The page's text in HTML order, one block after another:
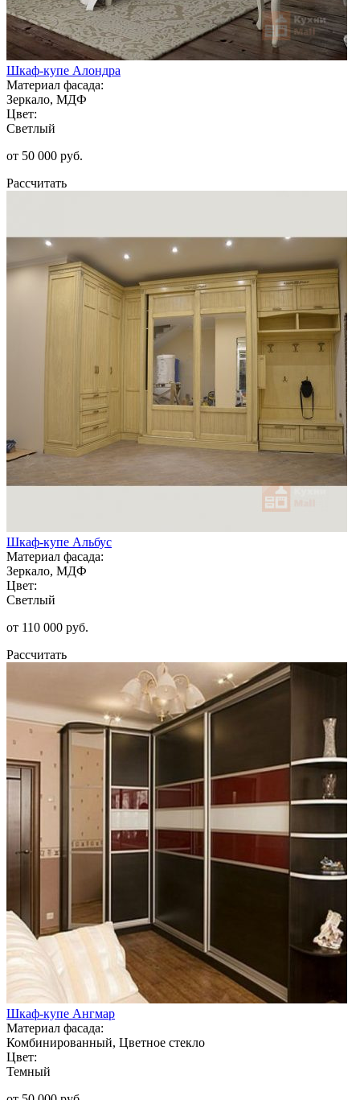
Шкаф-купе Алондра
Материал фасада:
Зеркало, МДФ
Цвет:
Светлый
от 50 000 руб.
Рассчитать
Шкаф-купе Альбус
Материал фасада:
Зеркало, МДФ
Цвет:
Светлый
от 110 000 руб.
Рассчитать
Шкаф-купе Ангмар
Материал фасада:
Комбинированный, Цветное стекло
Цвет:
Темный